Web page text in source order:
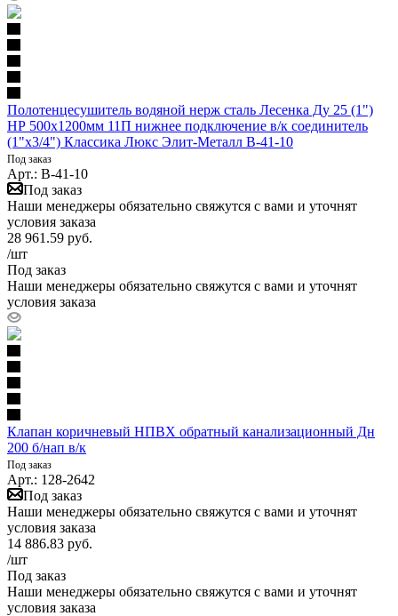
Полотенцесушитель водяной нерж сталь Лесенка Ду 25 (1")
НР 500х1200мм 11П нижнее подключение в/к соединитель
(1"х3/4") Классика Люкс Элит-Металл В-41-10
Под заказ
Арт.: В-41-10
Под заказ
Наши менеджеры обязательно свяжутся с вами и уточнят
условия заказа
28 961.59 руб.
/шт
Под заказ
Наши менеджеры обязательно свяжутся с вами и уточнят
условия заказа
Клапан коричневый НПВХ обратный канализационный Дн
200 б/нап в/к
Под заказ
Арт.: 128-2642
Под заказ
Наши менеджеры обязательно свяжутся с вами и уточнят
условия заказа
14 886.83 руб.
/шт
Под заказ
Наши менеджеры обязательно свяжутся с вами и уточнят
условия заказа